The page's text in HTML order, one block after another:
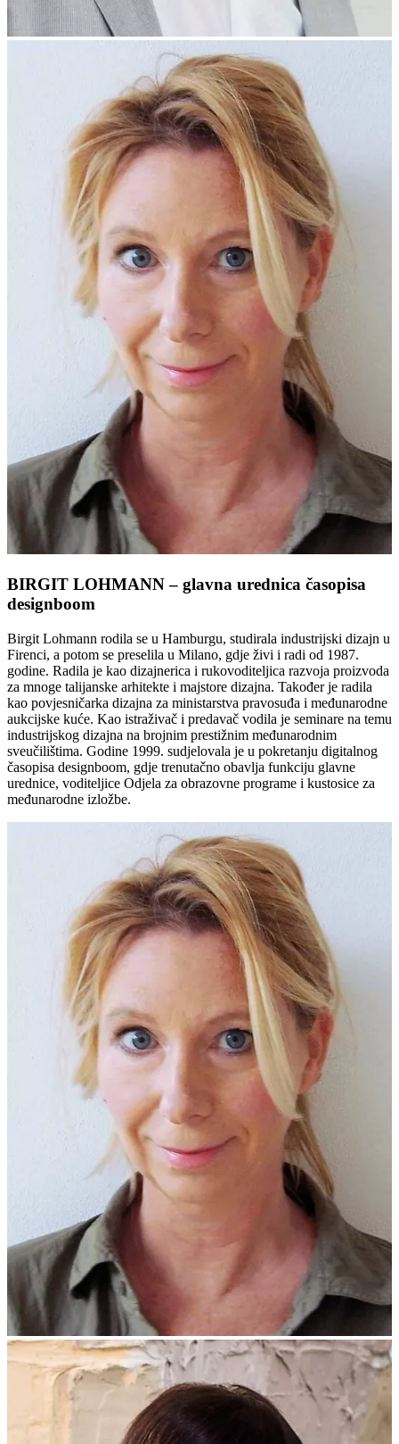
BIRGIT LOHMANN – glavna urednica časopisa
designboom
Birgit Lohmann rodila se u Hamburgu, studirala industrijski dizajn u
Firenci, a potom se preselila u Milano, gdje živi i radi od 1987.
godine. Radila je kao dizajnerica i rukovoditeljica razvoja proizvoda
za mnoge talijanske arhitekte i majstore dizajna. Također je radila
kao povjesničarka dizajna za ministarstva pravosuđa i međunarodne
aukcijske kuće. Kao istraživač i predavač vodila je seminare na temu
industrijskog dizajna na brojnim prestižnim međunarodnim
sveučilištima. Godine 1999. sudjelovala je u pokretanju digitalnog
časopisa designboom, gdje trenutačno obavlja funkciju glavne
urednice, voditeljice Odjela za obrazovne programe i kustosice za
međunarodne izložbe.